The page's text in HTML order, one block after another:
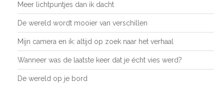
Meer lichtpuntjes dan ik dacht
De wereld wordt mooier van verschillen
Mijn camera en ik: altijd op zoek naar het verhaal
Wanneer was de laatste keer dat je écht vies werd?
De wereld op je bord